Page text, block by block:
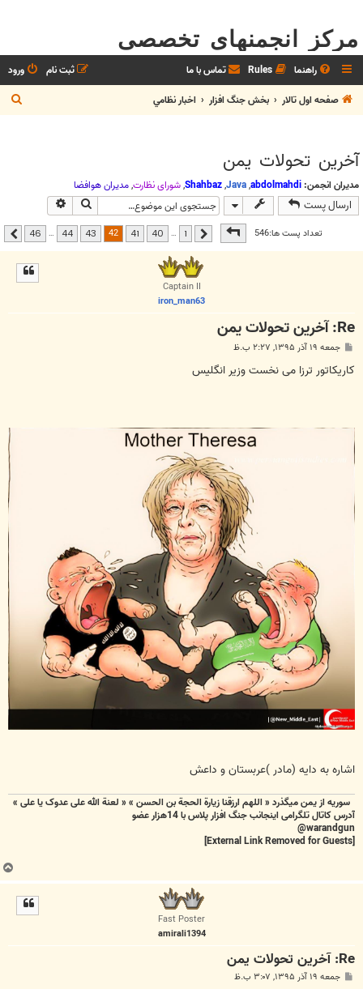
مرکز انجمنهای تخصصی
راهنما Rules تماس با ما ورود
ثبت نام
صفحه اول تالار
بخش جنگ افزار اخبار نظامي
ج
س
آخرین تحولات یمن
مدیران انجمن: abdolmahdi
,
Java
,
Shahbaz
,شوراي نظارت,مديران هوافضا
ارسال پست جستجو
تعداد پست ها:546
صفحه42 از46 قبلی …
40
41
42
43
44
…
46 بعدی
Captain II
iron_man63
Re: آخرین تحولات یمن
پ
ت
جمعه ۱۹ آذر ۱۳۹۵, ۲:۲۷ ب.ظ
کاریکاتور ترزا می نخست وزیر انگلیس
اشاره به دایه (مادر )عربستان و داعش
سوریه از یمن میگذرد « اللهم ارزقنا زيارة الحجة بن الحسن » « لعنة الله علی عدوک یا علی »
آدرس کاتال تلگرامی اینجانب جنگ افزار پلاس با 14هزار عضو
warandgun@
ب
ا
Fast Poster
amirali1394
Re: آخرین تحولات یمن
پ جمعه ۱۹ آذر ۱۳۹۵, ۳:۰۷ ب.ظ